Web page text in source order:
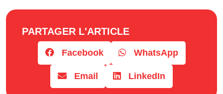
PARTAGER L'ARTICLE
Facebook WhatsApp
Email LinkedIn